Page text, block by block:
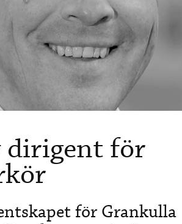
dirigent för
för Grankulla